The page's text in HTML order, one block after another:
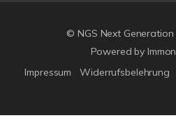
© NGS Next Generation
Powered by
Impressum
Widerrufsbelehrung